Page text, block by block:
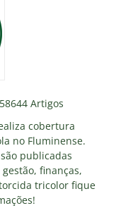
58644 Artigos
cobertura
no Fluminense.
publicadas
finanças,
tricolor fique